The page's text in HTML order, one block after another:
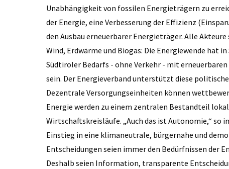
Unabhängigkeit von fossilen Energieträgern zu
der Energie, eine Verbesserung der Effizienz
den Ausbau erneuerbarer Energieträger. Alle
Wind, Erdwärme und Biogas: Die Energiewende hat
Südtiroler Bedarfs - ohne Verkehr - mit
sein. Der Energieverband unterstützt diese
Dezentrale Versorgungseinheiten können
Energie werden zu einem zentralen Bestandteil
Wirtschaftskreisläufe. „Auch das ist Autonomie,“ so
Einstieg in eine klimaneutrale, bürgernahe und
Entscheidungen seien immer den Bedürfnissen der
Deshalb seien Information, transparente